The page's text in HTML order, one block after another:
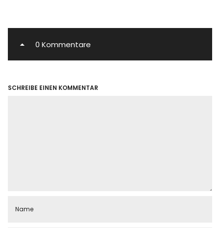
0 Kommentare
SCHREIBE EINEN KOMMENTAR